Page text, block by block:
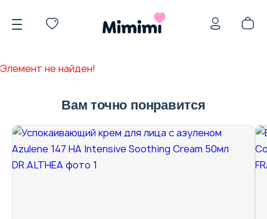
*OVERSTOCK -30%
Элемент не найден!
Вам точно понравится